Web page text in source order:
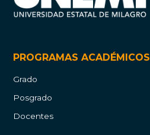
PROGRAMAS ACADÉMICOS
Grado
Posgrado
Docentes